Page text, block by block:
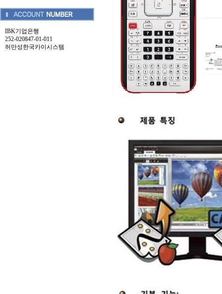
IBK기업은행
252-020847-01-011
허만성한국카이시스템